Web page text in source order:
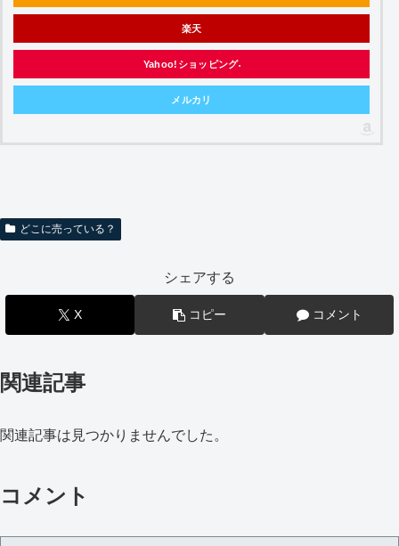
楽天
Yahoo!ショッピング
メルカリ
どこに売っている？
シェアする
X コピー コメント
関連記事
関連記事は見つかりませんでした。
コメント